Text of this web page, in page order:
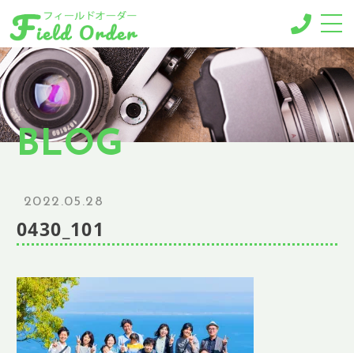
-MENU-
撮影メニュー
-BUSINESS MENU-
法人様向けメニュー
GALLERY
ギャラリー
ニュース
BLOG
ブログ
BLOG
2022.05.28
0430_101